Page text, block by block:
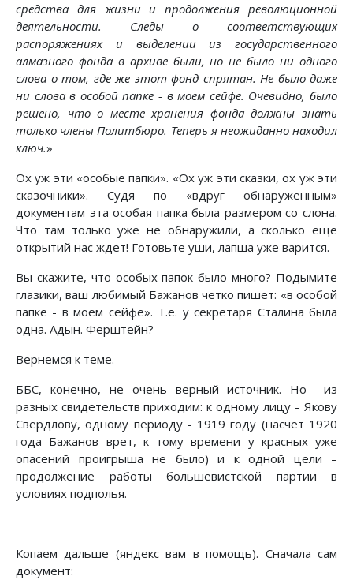
средства для жизни и продолжения революционной
деятельности. Следы о соответствующих
распоряжениях и выделении из государственного
алмазного фонда в архиве были, но не было ни одного
слова о том, где же этот фонд спрятан. Не было даже
ни слова в особой папке - в моем сейфе. Очевидно, было
решено, что о месте хранения фонда должны знать
только члены Политбюро. Теперь я неожиданно находил
ключ.»
Ох уж эти «особые папки». «Ох уж эти сказки, ох уж эти
сказочники». Судя по «вдруг обнаруженным»
документам эта особая папка была размером со слона.
Что там только уже не обнаружили, а сколько еще
открытий нас ждет! Готовьте уши, лапша уже варится.
Вы скажите, что особых папок было много? Подымите
глазики, ваш любимый Бажанов четко пишет: «в особой
папке - в моем сейфе». Т.е. у секретаря Сталина была
одна. Адын. Ферштейн?
Вернемся к теме.
ББС, конечно, не очень верный источник. Но из
разных свидетельств приходим: к одному лицу – Якову
Свердлову, одному периоду - 1919 году (насчет 1920
года Бажанов врет, к тому времени у красных уже
опасений проигрыша не было) и к одной цели –
продолжение работы большевистской партии в
условиях подполья.
Копаем дальше (яндекс вам в помощь). Сначала сам
документ: